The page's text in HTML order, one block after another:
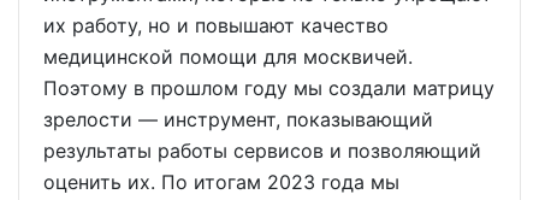
их работу, но и повышают качество
медицинской помощи для москвичей.
Поэтому в прошлом году мы создали матрицу
зрелости — инструмент, показывающий
результаты работы сервисов и позволяющий
оценить их. По итогам 2023 года мы